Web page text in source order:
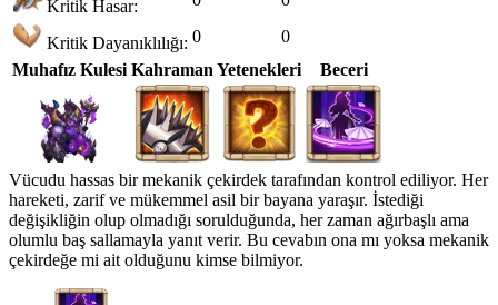
Kritik Hasar:
Kritik Dayanıklılığı: 0
0
Muhafız Kulesi Kahraman Yetenekleri Beceri
Vücudu hassas bir mekanik çekirdek tarafından kontrol ediliyor. Her
hareketi, zarif ve mükemmel asil bir bayana yaraşır. İstediği
değişikliğin olup olmadığı sorulduğunda, her zaman ağırbaşlı ama
olumlu baş sallamayla yanıt verir. Bu cevabın ona mı yoksa mekanik
çekirdeğe mi ait olduğunu kimse bilmiyor.